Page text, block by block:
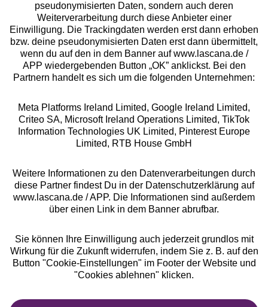
Über uns
Rechtliches
Alle Preise inkl. MwSt., zzgl.
Versandkosten
** Bonität vorausgesetzt, berechtigt zur Bonitätsprüfung
pseudonymisierten Daten, sondern auch deren
Weiterverarbeitung durch diese Anbieter einer
Einwilligung. Die Trackingdaten werden erst dann erhoben
bzw. deine pseudonymisierten Daten erst dann übermittelt,
wenn du auf den in dem Banner auf www.lascana.de /
APP wiedergebenden Button „OK” anklickst. Bei den
Partnern handelt es sich um die folgenden Unternehmen:
Meta Platforms Ireland Limited, Google Ireland Limited,
Criteo SA, Microsoft Ireland Operations Limited, TikTok
Information Technologies UK Limited, Pinterest Europe
Limited, RTB House GmbH
Weitere Informationen zu den Datenverarbeitungen durch
diese Partner findest Du in der Datenschutzerklärung auf
www.lascana.de / APP. Die Informationen sind außerdem
über einen Link in dem Banner abrufbar.
Sie können Ihre Einwilligung auch jederzeit grundlos mit
Wirkung für die Zukunft widerrufen, indem Sie z. B. auf den
Button "Cookie-Einstellungen" im Footer der Website und
"Cookies ablehnen" klicken.